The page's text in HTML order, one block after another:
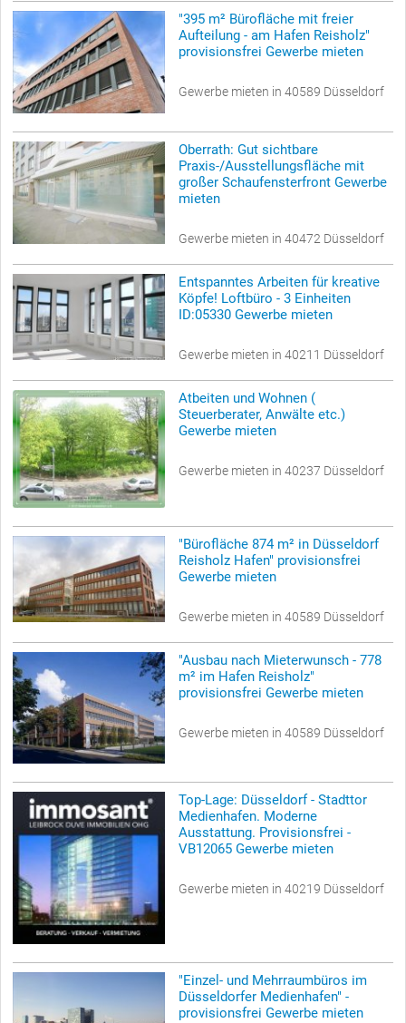
"395 m² Bürofläche mit freier
Aufteilung - am Hafen Reisholz"
provisionsfrei Gewerbe mieten
Gewerbe mieten in 40589 Düsseldorf
Oberrath: Gut sichtbare
Praxis-/Ausstellungsfläche mit
großer Schaufensterfront Gewerbe
mieten
Gewerbe mieten in 40472 Düsseldorf
Entspanntes Arbeiten für kreative
Köpfe! Loftbüro - 3 Einheiten
ID:05330 Gewerbe mieten
Gewerbe mieten in 40211 Düsseldorf
Atbeiten und Wohnen (
Steuerberater, Anwälte etc.)
Gewerbe mieten
Gewerbe mieten in 40237 Düsseldorf
"Bürofläche 874 m² in Düsseldorf
Reisholz Hafen" provisionsfrei
Gewerbe mieten
Gewerbe mieten in 40589 Düsseldorf
"Ausbau nach Mieterwunsch - 778
m² im Hafen Reisholz"
provisionsfrei Gewerbe mieten
Gewerbe mieten in 40589 Düsseldorf
Top-Lage: Düsseldorf - Stadttor
Medienhafen. Moderne
Ausstattung. Provisionsfrei -
VB12065 Gewerbe mieten
Gewerbe mieten in 40219 Düsseldorf
"Einzel- und Mehrraumbüros im
Düsseldorfer Medienhafen" -
provisionsfrei Gewerbe mieten